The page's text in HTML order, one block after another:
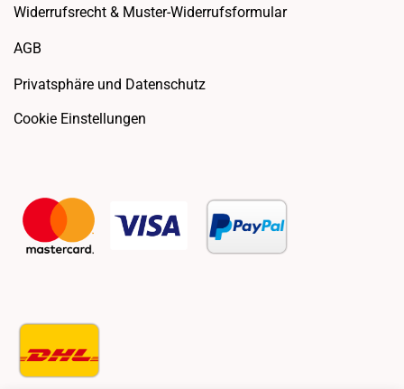
Widerrufsrecht & Muster-Widerrufsformular
AGB
Privatsphäre und Datenschutz
Cookie Einstellungen